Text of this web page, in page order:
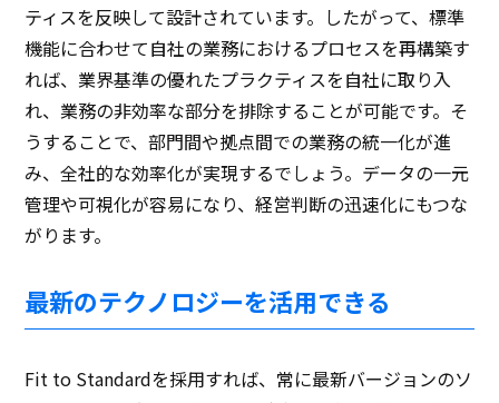
ティスを反映して設計されています。したがって、標準
機能に合わせて自社の業務におけるプロセスを再構築す
れば、業界基準の優れたプラクティスを自社に取り入
れ、業務の非効率な部分を排除することが可能です。そ
うすることで、部門間や拠点間での業務の統一化が進
み、全社的な効率化が実現するでしょう。データの一元
管理や可視化が容易になり、経営判断の迅速化にもつな
がります。
最新のテクノロジーを活用できる
Fit to Standardを採用すれば、常に最新バージョンのソ